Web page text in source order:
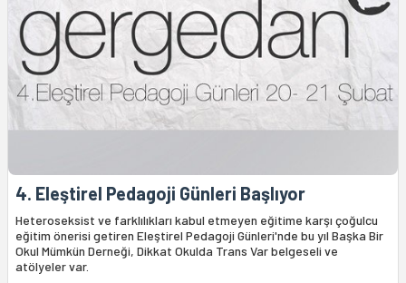
4. Eleştirel Pedagoji Günleri Başlıyor
Heteroseksist ve farklılıkları kabul etmeyen eğitime karşı çoğulcu
eğitim önerisi getiren Eleştirel Pedagoji Günleri'nde bu yıl Başka Bir
Okul Mümkün Derneği, Dikkat Okulda Trans Var belgeseli ve
atölyeler var.